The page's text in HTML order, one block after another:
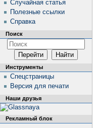
Случайная статья
Полезные ссылки
Справка
Поиск
Инструменты
Спецстраницы
Версия для печати
Наши друзья
Рекламный блок